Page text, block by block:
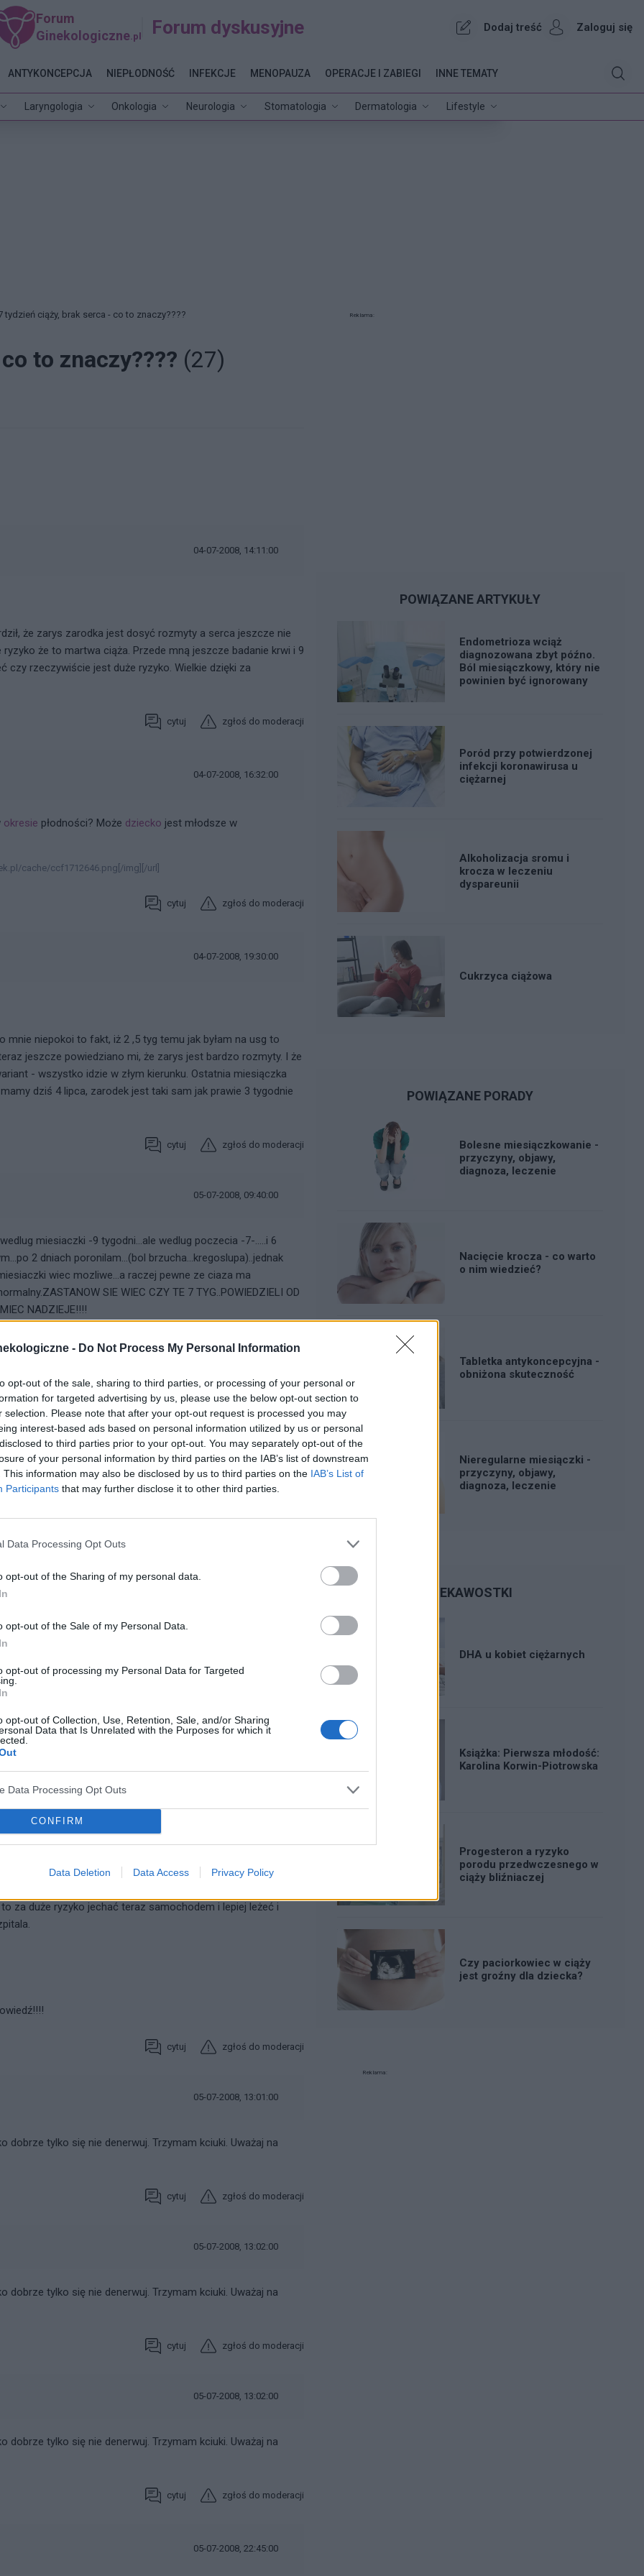
- Do Not Process My Personal Information
opt-out of the sale, sharing to third parties, or processing of your personal or
for targeted advertising by us, please use the below opt-out section to
selection. Please note that after your opt-out request is processed you may
interest-based ads based on personal information utilized by us or personal
to third parties prior to your opt-out. You may separately opt-out of the
of your personal information by third parties on the IAB’s list of downstream
This information may also be disclosed by us to third parties on the IAB’s List of
Participants that may further disclose it to other third parties.
Data Processing Opt Outs
opt-out of the Sharing of my personal data.
opt-out of the Sale of my Personal Data.
opt-out of processing my Personal Data for Targeted
opt-out of Collection, Use, Retention, Sale, and/or Sharing
Data that Is Unrelated with the Purposes for which it
Data Processing Opt Outs
CONFIRM
Data Deletion Data Access Privacy Policy
Forum
Ginekologiczne .pl Forum dyskusyjne Dodaj treść Zaloguj się
Laryngologia Onkologia Neurologia Stomatologia Dermatologia Lifestyle
ANTYKONCEPCJA NIEPŁODNOŚĆ INFEKCJE MENOPAUZA OPERACJE I ZABIEGI INNE TEMATY
tydzień ciąży, brak serca - co to znaczy????
to znaczy???? (27)
04-07-2008, 14:11:00
że zarys zarodka jest dosyć rozmyty a serca jeszcze nie
że to martwa ciąża. Przede mną jeszcze badanie krwi i 9
czy rzeczywiście jest duże ryzyko. Wielkie dzięki za
cytuj zgłoś do moderacji
04-07-2008, 16:32:00
okresie płodności? Może dziecko jest młodsze w
cache/ccf1712646.png[/img][/url]
cytuj zgłoś do moderacji
04-07-2008, 19:30:00
mnie niepokoi to fakt, iż 2 ,5 tyg temu jak byłam na usg to
jeszcze powiedziano mi, że zarys jest bardzo rozmyty. I że
- wszystko idzie w złym kierunku. Ostatnia miesiączka
dziś 4 lipca, zarodek jest taki sam jak prawie 3 tygodnie
cytuj zgłoś do moderacji
05-07-2008, 09:40:00
miesiaczki -9 tygodni...ale wedlug poczecia -7-.....i 6
2 dniach poronilam...(bol brzucha...kregoslupa)..jednak
wiec mozliwe...a raczej pewne ze ciaza ma
SIE WIEC CZY TE 7 TYG..POWIEDZIELI OD
NADZIEJE!!!!
cytuj zgłoś do moderacji
05-07-2008, 11:32:00
czy serduszko bije czy nie
pierwszy temat z brzegu,tam mozesz spobie poczytac i
poczecia az do narodzin
sie na budowie poszczegolnych narzadow i czasem
tez na samym poczatku nie bije bo najpierw musi sie
jeszcze ze 2-3 tyg jesli nic sie nie bedzie dzialo
ma po co isc do lekarza i sie stresowac
cytuj zgłoś do moderacji
za duże ryzyko jechać teraz samochodem i lepiej leżeć i
cytuj zgłoś do moderacji
05-07-2008, 13:01:00
dobrze tylko się nie denerwuj. Trzymam kciuki. Uważaj na
cytuj zgłoś do moderacji
05-07-2008, 13:02:00
dobrze tylko się nie denerwuj. Trzymam kciuki. Uważaj na
cytuj zgłoś do moderacji
05-07-2008, 13:02:00
dobrze tylko się nie denerwuj. Trzymam kciuki. Uważaj na
cytuj zgłoś do moderacji
05-07-2008, 22:45:00
Reklama:
POWIĄZANE ARTYKUŁY
Endometrioza wciąż
diagnozowana zbyt późno.
Ból miesiączkowy, który nie
powinien być ignorowany
Poród przy potwierdzonej
infekcji koronawirusa u
ciężarnej
Alkoholizacja sromu i
krocza w leczeniu
dyspareunii
Cukrzyca ciążowa
POWIĄZANE PORADY
Bolesne miesiączkowanie -
przyczyny, objawy,
diagnoza, leczenie
Nacięcie krocza - co warto
o nim wiedzieć?
Tabletka antykoncepcyjna -
obniżona skuteczność
Nieregularne miesiączki -
przyczyny, objawy,
diagnoza, leczenie
CIEKAWOSTKI
DHA u kobiet ciężarnych
Książka: Pierwsza młodość:
Karolina Korwin-Piotrowska
Progesteron a ryzyko
porodu przedwczesnego w
ciąży bliźniaczej
Czy paciorkowiec w ciąży
jest groźny dla dziecka?
Reklama: